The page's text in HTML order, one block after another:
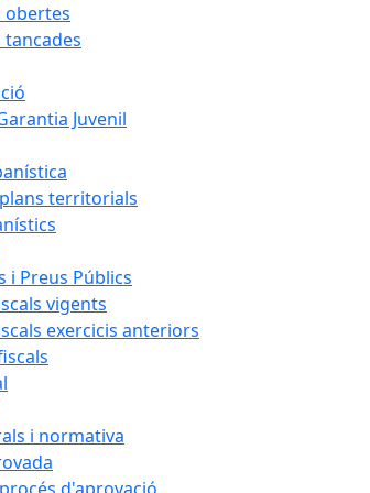
obertes
Juvenil
territorials
i Preus Públics
vigents
exercicis anteriors
i normativa